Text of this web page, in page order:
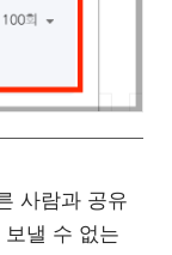
사람과 공유
낼 수 없는